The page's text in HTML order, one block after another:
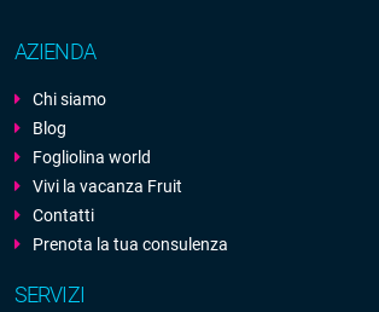
AZIENDA
Chi siamo
Blog
Fogliolina world
Vivi la vacanza Fruit
Contatti
Prenota la tua consulenza
SERVIZI